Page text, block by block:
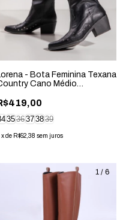
- Bota Feminina Texana
Cano Médio
3536373839
xde R$52,38 sem juros
1 / 6